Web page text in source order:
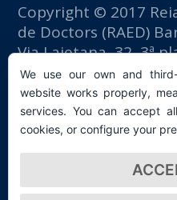
Copyright © 2017
de Doctors (RAED)
Via Laietana, 32, 3ª
Edifici Foment del
08003 Barcelona
tlf: +34 93 667 40 54
Contacte i subscripció a la
Política de privacitat
We use our own and
website works properly,
services. You can accept
cookies, or configure your